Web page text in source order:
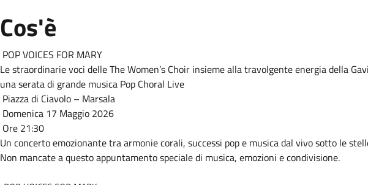
Cos'è
POP VOICES FOR MARY
Le straordinarie voci delle The Women’s Choir insieme alla travolgente energia della
una serata di grande musica Pop Choral Live
Piazza di Ciavolo – Marsala
Domenica 17 Maggio 2026
Ore 21:30
Un concerto emozionante tra armonie corali, successi pop e musica dal vivo sotto le
Non mancate a questo appuntamento speciale di musica, emozioni e condivisione.